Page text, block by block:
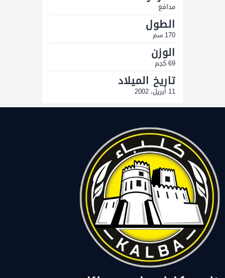
مدافع
الطول
170 سم
الوزن
69 كجم
تاريخ الميلاد
11 أبريل، 2002